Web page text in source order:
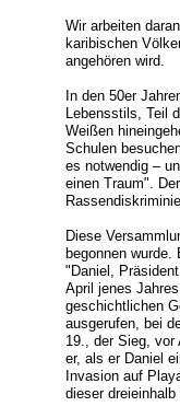
Wir arbeiten
karibischen
angehören wird.
In den 50er
Lebensstils, Teil
Weißen
Schulen
es notwendig –
einen Traum".
Diese
begonnen wurde.
"Daniel,
April jenes
geschichtlichen
ausgerufen, bei
19., der Sieg, vor
er, als er Daniel
Invasion auf
dieser